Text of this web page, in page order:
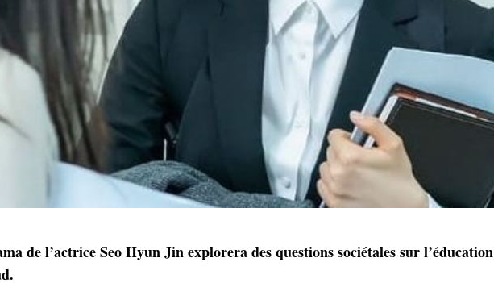
de l’actrice Seo Hyun Jin explorera des questions sociétales sur l’éducation